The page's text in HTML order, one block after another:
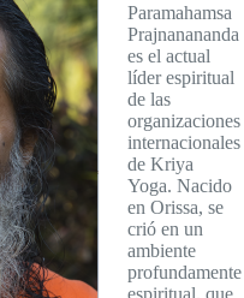
Paramahamsa
Prajnanananda
es el actual
líder espiritual
de las
organizaciones
internacionales
de Kriya
Yoga. Nacido
en Orissa, se
crió en un
ambiente
profundamente
espiritual, que